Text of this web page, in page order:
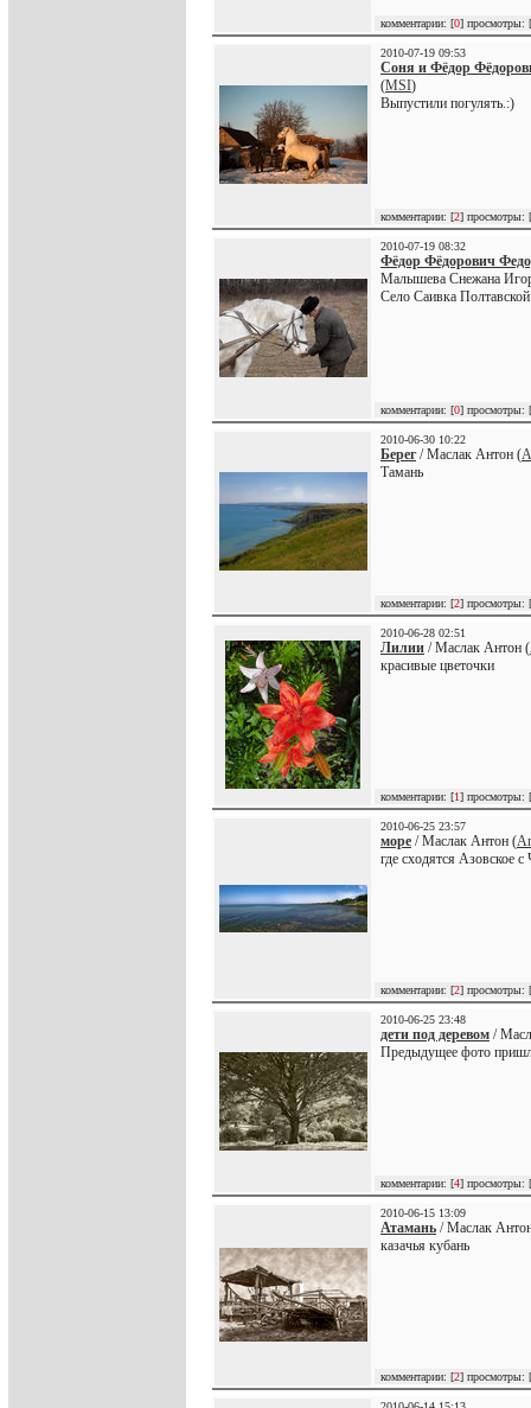
комментарии: [0] просмотры: [
2010-07-19 09:53
Соня и Фёдор
(MSI)
Выпустили погулять.:)
комментарии: [2] просмотры: [
2010-07-19 08:32
Фёдор Фёдорович
Малышева Снежана
Село Саивка
комментарии: [0] просмотры: [
2010-06-30 10:22
Берег/ Маслак Антон (
Тамань
комментарии: [2] просмотры: [
2010-06-28 02:51
Лилии / Маслак Антон (
красивые цветочки
комментарии: [1] просмотры: [
2010-06-25 23:57
море / Маслак Антон (
где сходятся Азовское
комментарии: [2] просмотры: [
2010-06-25 23:48
дети под деревом /
Предыдущее фото
комментарии: [4] просмотры: [
2010-06-15 13:09
Атамань / Маслак
казачья кубань
комментарии: [2] просмотры: [